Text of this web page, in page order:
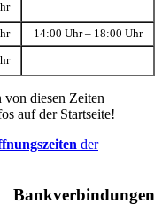
14:00 Uhr – 18:00 Uhr
diesen Zeiten
auf der Startseite!
der
Bankverbindungen